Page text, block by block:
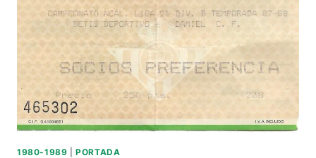
REAL
BETIS
1980-1989 |PORTADA